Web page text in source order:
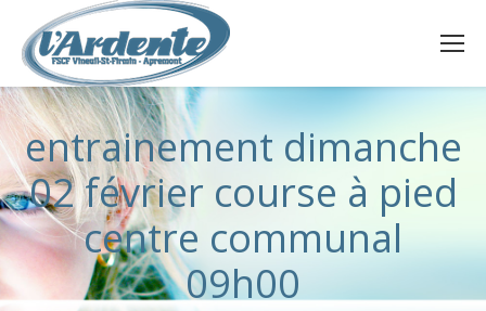
entrainement dimanche
02 février course à pied
centre communal
09h00